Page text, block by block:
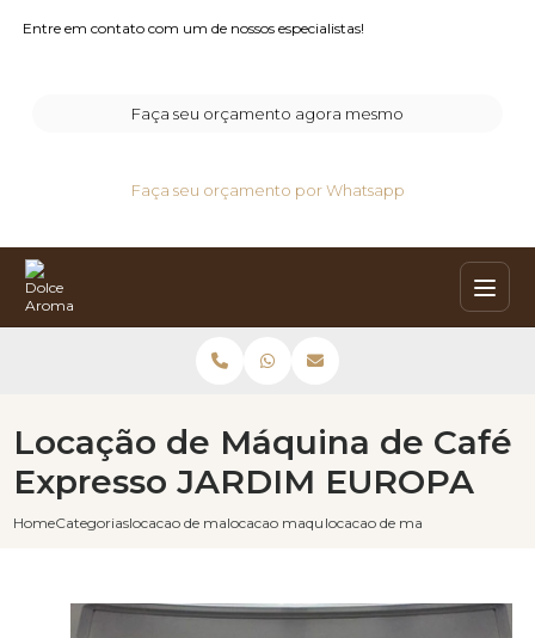
Entre em contato com um de nossos especialistas!
Faça seu orçamento agora mesmo
Faça seu orçamento por Whatsapp
HomeCategoriaslocacao de maquinas de cafe
locacao maquina de cafelocacao de maquina de cafe
Locação de Máquina de Café
Expresso JARDIM EUROPA